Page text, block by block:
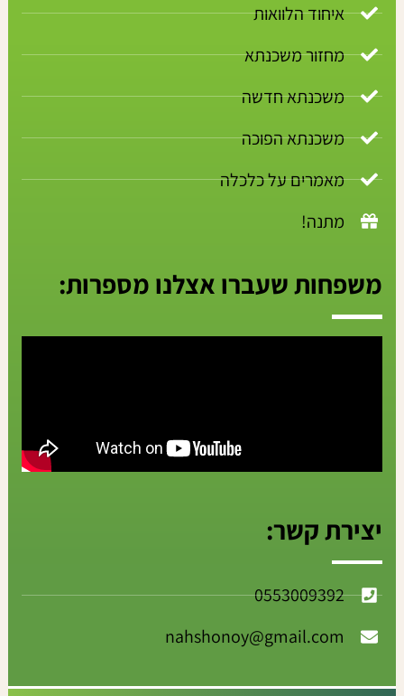
איחוד הלוואות
מחזור משכנתא
משכנתא חדשה
משכנתא הפוכה
מאמרים על כלכלה
מתנה!
משפחות שעברו אצלנו מספרות:
יצירת קשר:
0553009392
nahshonoy@gmail.com